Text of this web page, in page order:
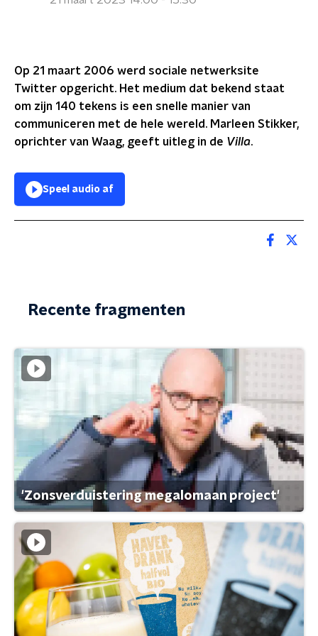
Op 21 maart 2006 werd sociale netwerksite
Twitter opgericht. Het medium dat bekend staat
om zijn 140 tekens is een snelle manier van
communiceren met de hele wereld. Marleen Stikker,
oprichter van Waag, geeft uitleg in de Villa.
Speel audio af
Recente fragmenten
'Zonsverduistering megalomaan project'